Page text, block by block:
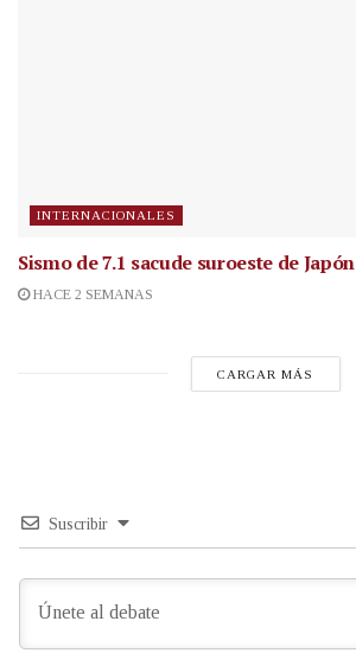
INTERNACIONALES
Sismo de 7.1 sacude suroeste de Japón
HACE 2 SEMANAS
CARGAR MÁS
Suscribir